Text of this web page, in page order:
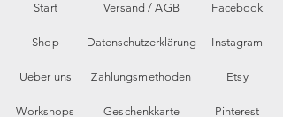
Start
Shop
Ueber uns
Workshops
Versand /AGB
Datenschutzerklärung
Zahlungsmethoden
Geschenkkarte
Facebook
Instagram
Etsy
Pinterest